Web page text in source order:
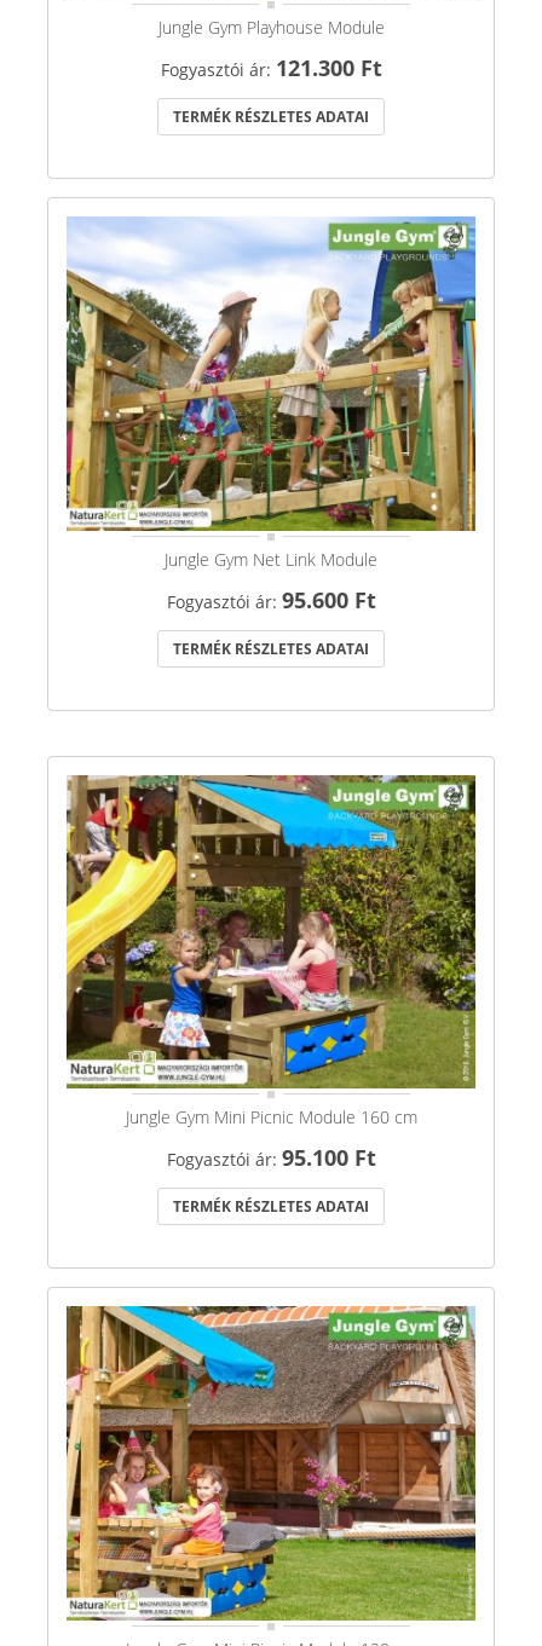
Jungle Gym Playhouse Module
Fogyasztói ár: 121.300 Ft
TERMÉK RÉSZLETES ADATAI
Jungle Gym Net Link Module
Fogyasztói ár: 95.600 Ft
TERMÉK RÉSZLETES ADATAI
Jungle Gym Mini Picnic Module 160 cm
Fogyasztói ár: 95.100 Ft
TERMÉK RÉSZLETES ADATAI